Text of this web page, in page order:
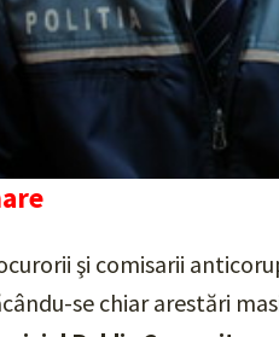
şi comisarii
se chiar arestări